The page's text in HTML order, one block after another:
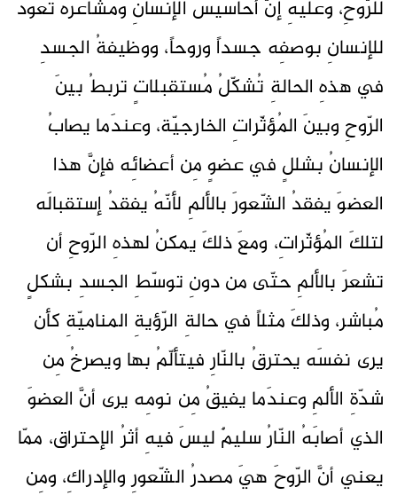
للرّوحِ، وعليهِ إنَّ أحاسيسَ الإنسانِ ومشاعرَه تعودُ
للإنسانِ بوصفِه جسداً وروحاً، ووظيفةُ الجسدِ
في هذهِ الحالةِ تُشكّلُ مُستقبلاتٍ تربطُ بينَ
الرّوحِ وبينَ المُؤثّراتِ الخارجيّة، وعندَما يصابُ
الإنسانُ بشللٍ في عضوٍ مِن أعضائِه فإنَّ هذا
العضوَ يفقدُ الشّعورَ بالألمِ لأنّهُ يفقدُ إستقبالَه
لتلكَ المُؤثّراتِ، ومعَ ذلكَ يمكنُ لهذهِ الرّوحِ أن
تشعرَ بالألمِ حتّى من دونِ توسّطِ الجسدِ بشكلٍ
مُباشر، وذلكَ مثلاً في حالةِ الرّؤيةِ المناميّةِ كأن
يرى نفسَه يحترقُ بالنّارِ فيتألّمُ بها ويصرخُ مِن
شدّةِ الألمِ وعندَما يفيقُ مِن نومِه يرى أنَّ العضوَ
الذي أصابَهُ النّارُ سليمٌ ليسَ فيهِ أثرُ الإحتراق، ممّا
يعني أنَّ الرّوحَ هيَ مصدرُ الشّعورِ والإدراكِ، ومِن